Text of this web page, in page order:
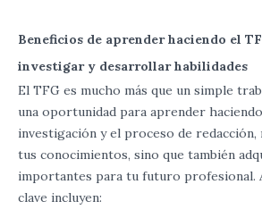
Beneficios de aprender haciendo el
investigar y desarrollar habilidades
El TFG es mucho más que un simple
una oportunidad para aprender
investigación y el proceso de redacción,
tus conocimientos, sino que también
importantes para tu futuro profesional.
clave incluyen: